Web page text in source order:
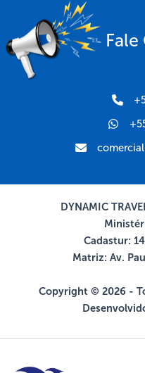
DYNAMIC
Cadastur:
Matriz: Av.
Copyright © 2026 -